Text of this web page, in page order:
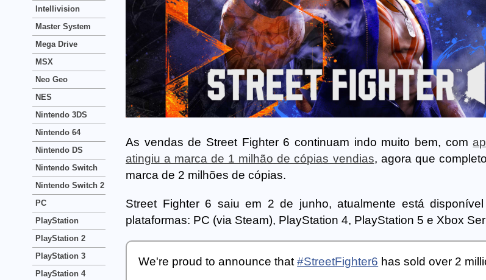
As vendas de Street Fighter 6 continuam indo muito bem, com
atingiu a marca de 1 milhão de cópias vendias, agora que
marca de 2 milhões de cópias.
Street Fighter 6 saiu em 2 de junho, atualmente está
plataformas: PC (via Steam), PlayStation 4, PlayStation 5 e Xbox
We're proud to announce that#StreetFighter6 has sold over 2
Intellivision
Master System
Mega Drive
MSX
Neo Geo
NES
Nintendo 3DS
Nintendo 64
Nintendo DS
Nintendo Switch
Nintendo Switch 2
PC
PlayStation
PlayStation 2
PlayStation 3
PlayStation 4